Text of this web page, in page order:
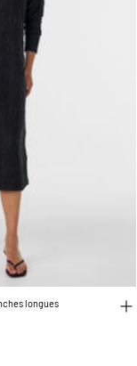
longues